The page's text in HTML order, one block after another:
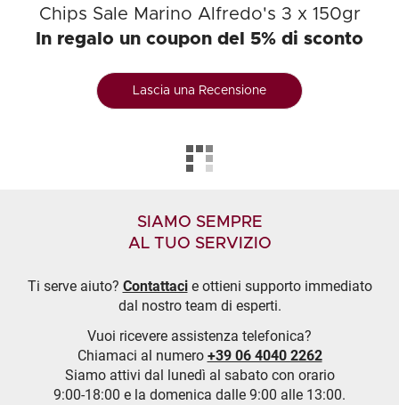
Chips Sale Marino Alfredo's 3 x 150gr
In regalo un coupon del 5% di sconto
Lascia una Recensione
SIAMO SEMPRE
AL TUO SERVIZIO
Ti serve aiuto? Contattacie ottieni supporto immediato
dal nostro team di esperti.
Vuoi ricevere assistenza telefonica?
Chiamaci al numero +39 06 4040 2262
Siamo attivi dal lunedì al sabato con orario
9:00-18:00 e la domenica dalle 9:00 alle 13:00.